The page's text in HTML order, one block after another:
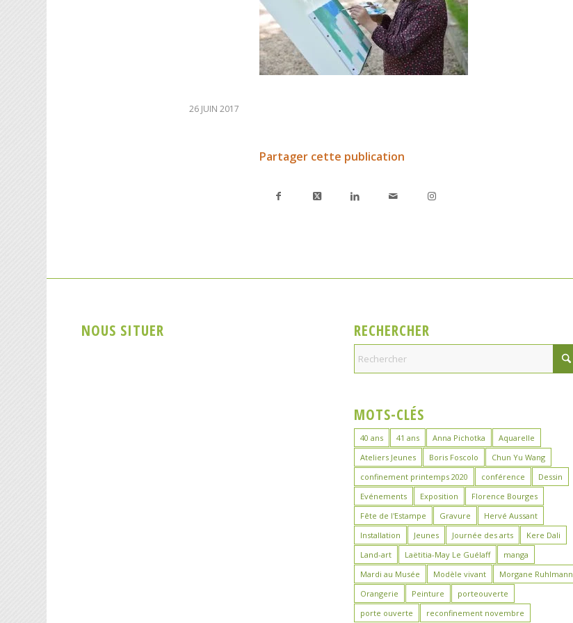
26 JUIN 2017
Partager cette publication
NOUS SITUER RECHERCHER
MOTS-CLÉS
40 ans 41 ans Anna Pichotka
Aquarelle
Ateliers Jeunes
Boris Foscolo
Chun Yu Wang
confinement printemps 2020
conférence
Dessin
Evénements
Exposition
Florence Bourges
Fête de l'Estampe
Gravure
Hervé Aussant
Installation
Jeunes Journée des arts
Kere Dali
Land-art
Laëtitia-May Le Guélaff
manga
Mardi au Musée
Modèle vivant
Morgane Ruhlmann
Orangerie
Peinture
porteouverte
porte ouverte
reconfinement novembre